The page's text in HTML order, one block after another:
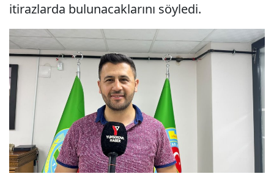
itirazlarda bulunacaklarını söyledi.